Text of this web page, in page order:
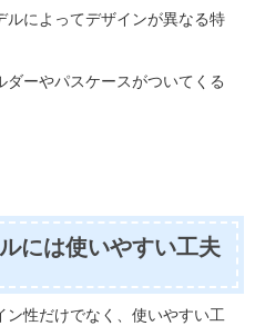
ルによってデザインが異なる特
ーやパスケースがついてくる
には使いやすい工夫
ン性だけでなく、使いやすい工